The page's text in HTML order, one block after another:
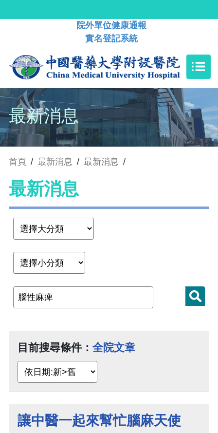
院外單位健康通報
實名登記系統
最新消息
首頁 / 最新消息 / 最新消息 /
最新消息
目前搜尋條件： 全院文章
讓中醫一起來幫忙腦麻天使